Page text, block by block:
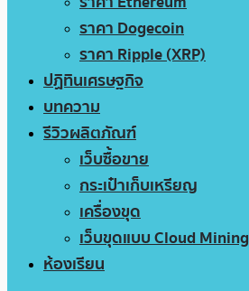
ราคา Dogecoin
ราคา Ripple (XRP)
ปฏิทินเศรษฐกิจ
บทความ
รีวิวผลิตภัณฑ์
เว็บซื้อขาย
กระเป๋าเก็บเหรียญ
เครื่องขุด
เว็บขุดแบบ Cloud Mining
ห้องเรียน